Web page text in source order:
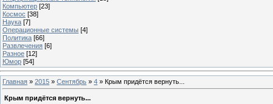
Компьютер [23]
Космос [38]
Наука [7]
Операционные системы [4]
Политика [66]
Развлечения [6]
Разное [12]
Юмор [54]
Главная » 2015 » Сентябрь » 4 » Крым придётся вернуть...
Крым придётся вернуть...